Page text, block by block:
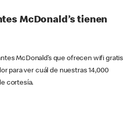
McDonald’s tienen
McDonald’s que ofrecen wifi gratis
para ver cuál de nuestras 14,000
cortesía.